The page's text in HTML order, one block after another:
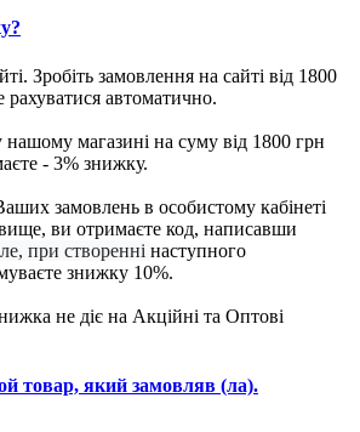
Зробіть замовлення на сайті від 1800
автоматично.
нашому магазині на суму від 1800 грн
- 3% знижку.
замовлень в особистому кабінеті
ви отримаєте код, написавши
при створенні наступного
знижку 10%.
не діє на Акційні та Оптові
товар, який замовляв (ла).